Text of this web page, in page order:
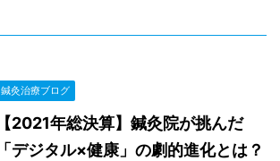
鍼灸治療ブログ
【2021年総決算】鍼灸院が挑んだ
「デジタル×健康」の劇的進化とは？